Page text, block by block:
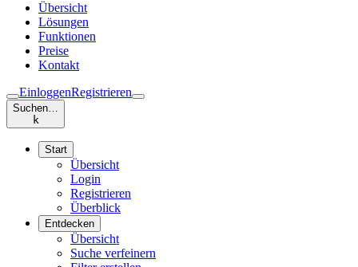
Übersicht
Lösungen
Funktionen
Preise
Kontakt
EinloggenRegistrieren
Suchen…
k
Start
Übersicht
Login
Registrieren
Überblick
Entdecken
Übersicht
Suche verfeinern